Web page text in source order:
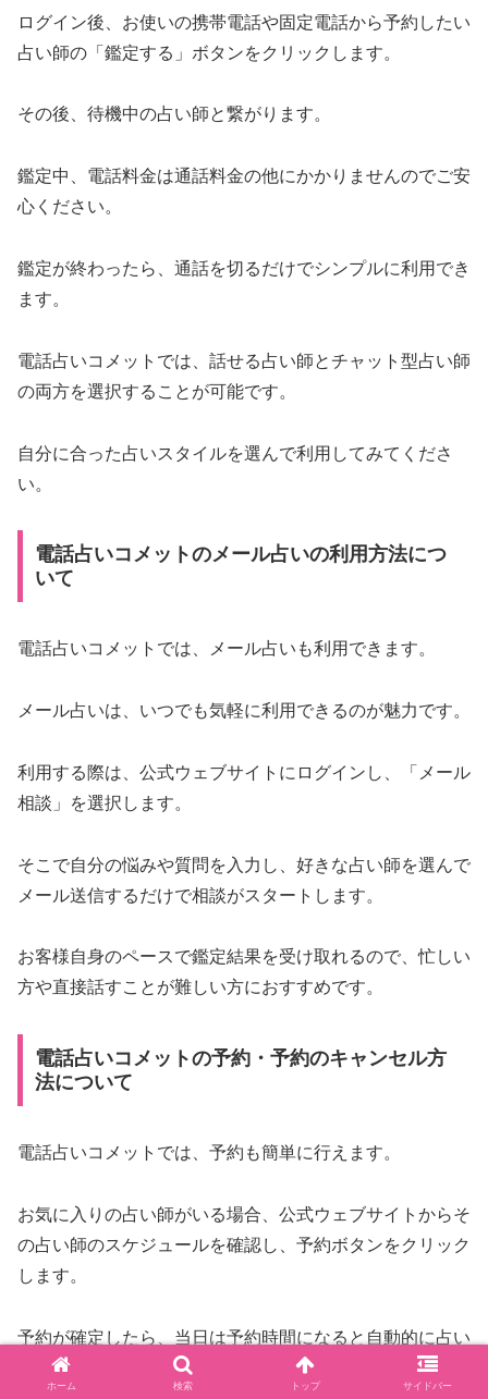
ログイン後、お使いの携帯電話や固定電話から予約したい
占い師の「鑑定する」ボタンをクリックします。
その後、待機中の占い師と繋がります。
鑑定中、電話料金は通話料金の他にかかりませんのでご安
心ください。
鑑定が終わったら、通話を切るだけでシンプルに利用でき
ます。
電話占いコメットでは、話せる占い師とチャット型占い師
の両方を選択することが可能です。
自分に合った占いスタイルを選んで利用してみてくださ
い。
電話占いコメットのメール占いの利用方法につ
いて
電話占いコメットでは、メール占いも利用できます。
メール占いは、いつでも気軽に利用できるのが魅力です。
利用する際は、公式ウェブサイトにログインし、「メール
相談」を選択します。
そこで自分の悩みや質問を入力し、好きな占い師を選んで
メール送信するだけで相談がスタートします。
お客様自身のペースで鑑定結果を受け取れるので、忙しい
方や直接話すことが難しい方におすすめです。
電話占いコメットの予約・予約のキャンセル方
法について
電話占いコメットでは、予約も簡単に行えます。
お気に入りの占い師がいる場合、公式ウェブサイトからそ
の占い師のスケジュールを確認し、予約ボタンをクリック
します。
予約が確定したら、当日は予約時間になると自動的に占い
師と通話が開始されます。
ホーム 検索 トップ サイドバー